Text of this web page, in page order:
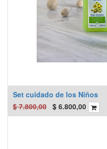
Set cuidado de los Niños
$7.800,00 $ 6.800,00